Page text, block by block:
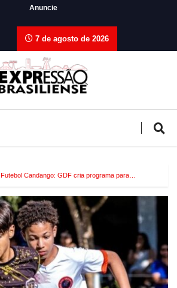
Anuncie
7 de agosto de 2026
Futebol Candango: GDF cria programa para…